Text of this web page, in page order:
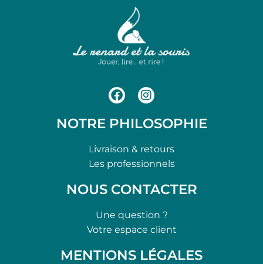
NOTRE PHILOSOPHIE
Livraison & retours
Les professionnels
NOUS CONTACTER
Une question ?
Votre espace client
MENTIONS LÉGALES